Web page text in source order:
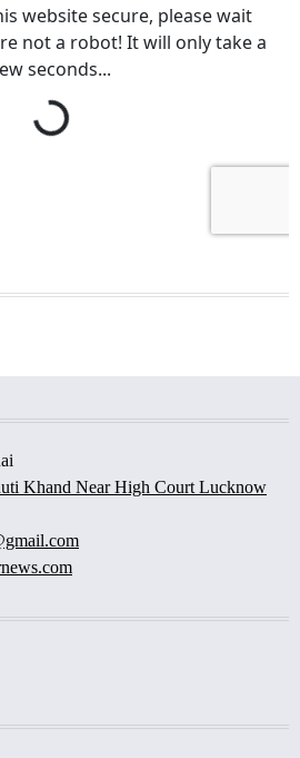
Khand Near High Court Lucknow